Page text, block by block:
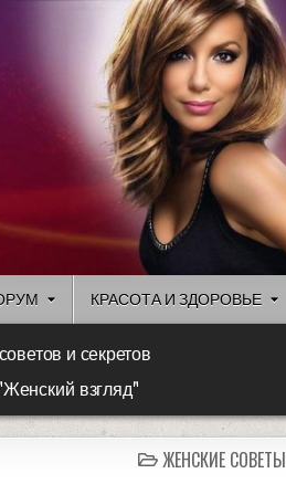
КРАСОТА И ЗДОРОВЬЕ
и секретов
взгляд"
ЖЕНСКИЕ СОВЕТЫ